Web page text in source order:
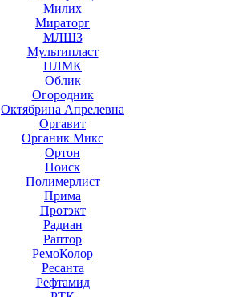
Милих
Мираторг
МЛШЗ
Мультипласт
НЛМК
Облик
Огородник
Октябрина Апрелевна
Оргавит
Органик Микс
Ортон
Поиск
Полимерлист
Прима
Протэкт
Радиан
Раптор
РемоКолор
Ресанта
Рефтамид